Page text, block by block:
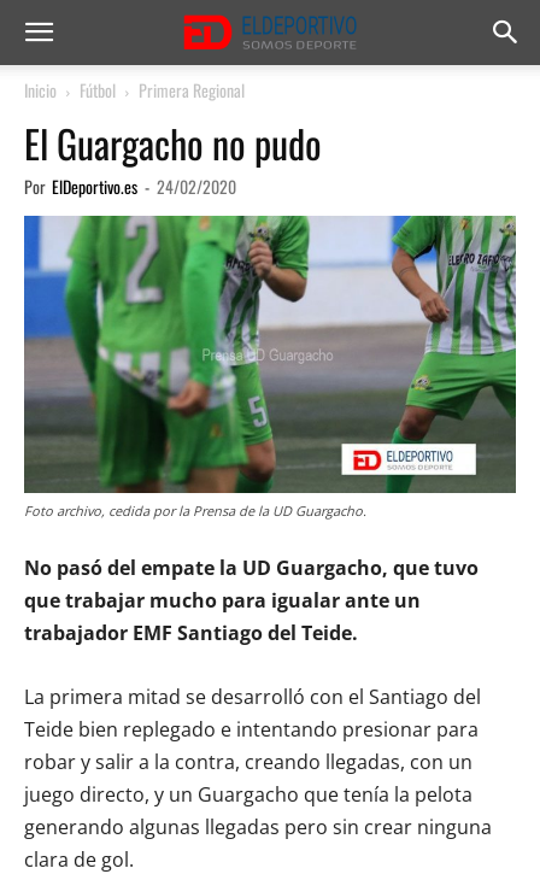
Inicio Fútbol Primera Regional
El Guargacho no pudo
Por ElDeportivo.es - 24/02/2020
Foto archivo, cedida por la Prensa de la UD Guargacho.
No pasó del empate la UD Guargacho, que tuvo
que trabajar mucho para igualar ante un
trabajador EMF Santiago del Teide.
La primera mitad se desarrolló con el Santiago del
Teide bien replegado e intentando presionar para
robar y salir a la contra, creando llegadas, con un
juego directo, y un Guargacho que tenía la pelota
generando algunas llegadas pero sin crear ninguna
clara de gol.